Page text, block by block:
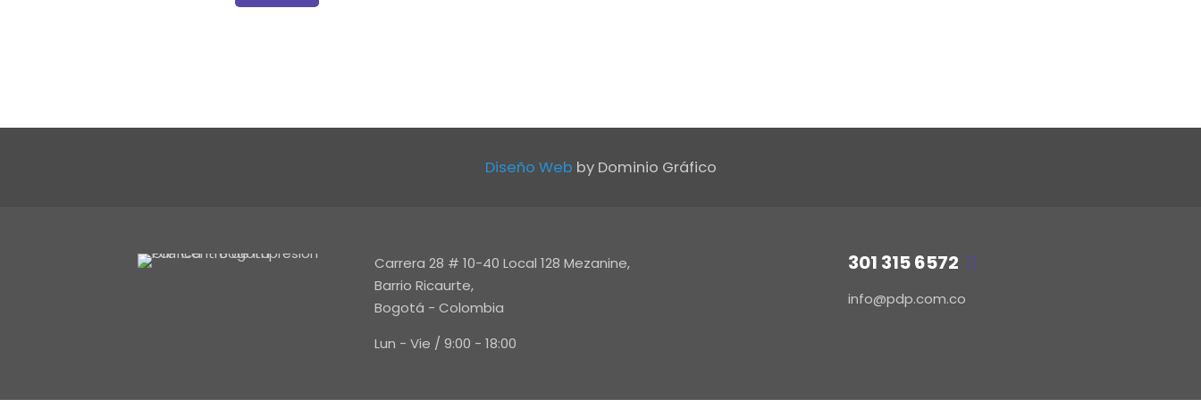
Diseño Web by Dominio Gráfico
Carrera 28 # 10-40 Local 128 Mezanine,
Barrio Ricaurte,
Bogotá - Colombia
Lun - Vie / 9:00 - 18:00
301 315 6572
info@pdp.com.co